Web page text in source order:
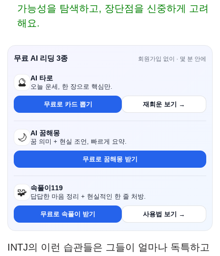
가능성을 탐색하고, 장단점을 신중하게 고려
해요.
무료 AI 리딩 3종 회원가입 없이 · 몇 분 안에
🔮 AI 타로
오늘 운세, 한 장으로 핵심만.
무료로 카드 뽑기 재회운 보기 →
🌙 AI 꿈해몽
꿈 의미 + 현실 조언, 빠르게 요약.
무료로 꿈해몽 받기
🧩 속풀이119
답답한 마음 정리 + 현실적인 한 줄 처방.
무료로 속풀이 받기 사용법 보기 →
INTJ의 이런 습관들은 그들이 얼마나 독특하고